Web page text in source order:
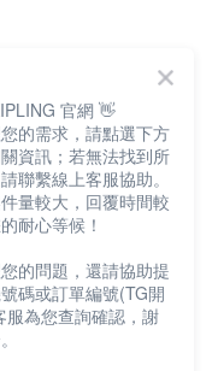
官網 👋
的需求，請點選下方
資訊；若無法找到所
聯繫線上客服協助。
量較大，回覆時間較
耐心等候！
的問題，還請協助提
碼或訂單編號(TG開
服為您查詢確認，謝